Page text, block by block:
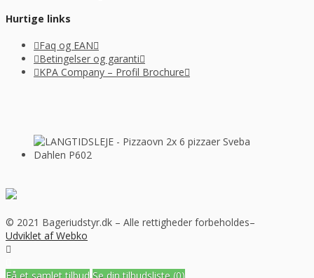
Hurtige links
Faq og EAN
Betingelser og garanti
KPA Company – Profil Brochure
© 2021 Bageriudstyr.dk – Alle rettigheder forbeholdes–
Udviklet af Webko